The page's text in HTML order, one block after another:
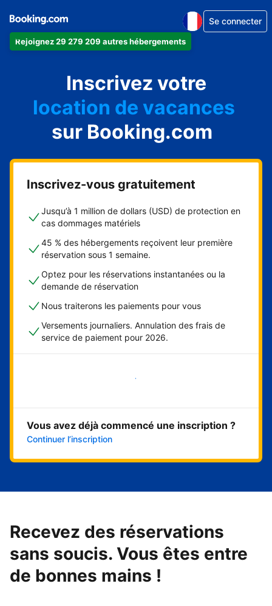
Rejoignez 29 279 209 autres hébergements
Se connecter
Inscrivez votre
appartement
hôtel
location de vacances
auberge de jeunesse
chambre d'hôtes
sur Booking.com
Inscrivez-vous gratuitement
Jusqu’à 1 million de dollars (USD) de protection en
cas dommages matériels
45 % des hébergements reçoivent leur première
réservation sous 1 semaine.
Optez pour les réservations instantanées ou la
demande de réservation
Nous traiterons les paiements pour vous
Versements journaliers. Annulation des frais de
service de paiement pour 2026.
Démarrer maintenant
Vous avez déjà commencé une inscription ?
Continuer l’inscription
Recevez des réservations
sans soucis. Vous êtes entre
de bonnes mains !